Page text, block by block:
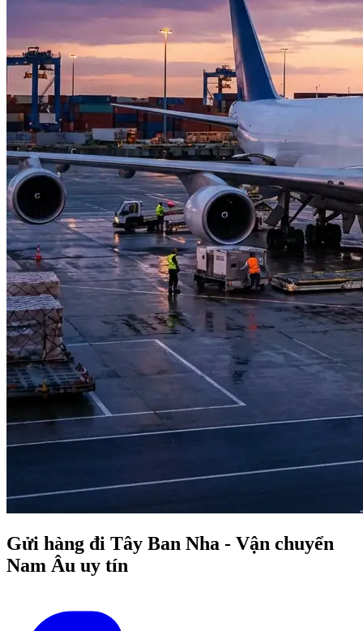
Gửi hàng đi Tây Ban Nha - Vận chuyển
Nam Âu uy tín